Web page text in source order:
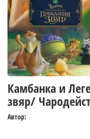
Камбанка и
звяр/
Автор: